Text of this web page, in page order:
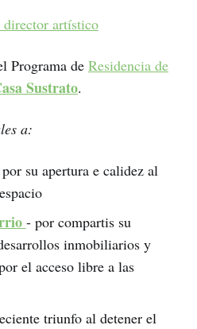
director artístico
Programa de Residencia de
Sustrato.
a:
su apertura e calidez al
- por compartis su
inmobiliarios y
el acceso libre a las
triunfo al detener el